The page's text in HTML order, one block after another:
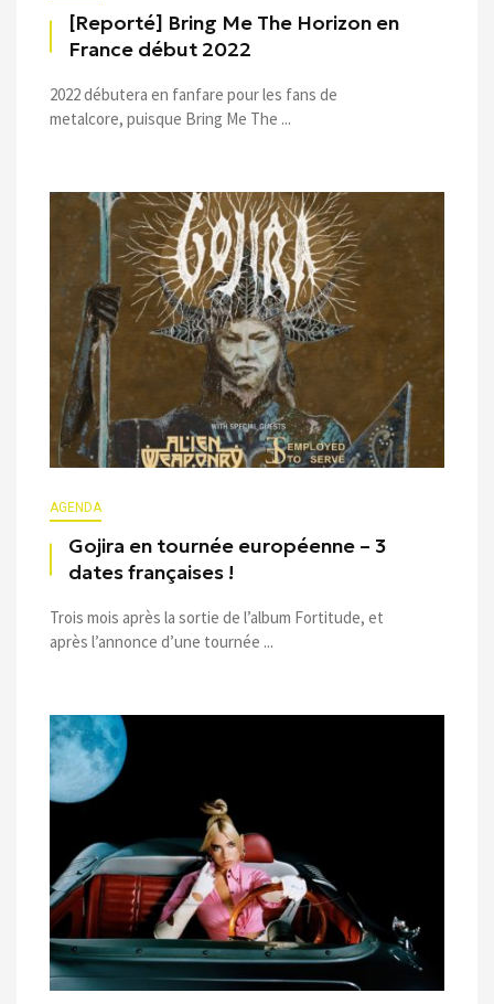
[Reporté] Bring Me The Horizon en
France début 2022
2022 débutera en fanfare pour les fans de
metalcore, puisque Bring Me The ...
AGENDA
Gojira en tournée européenne – 3
dates françaises !
Trois mois après la sortie de l’album Fortitude, et
après l’annonce d’une tournée ...